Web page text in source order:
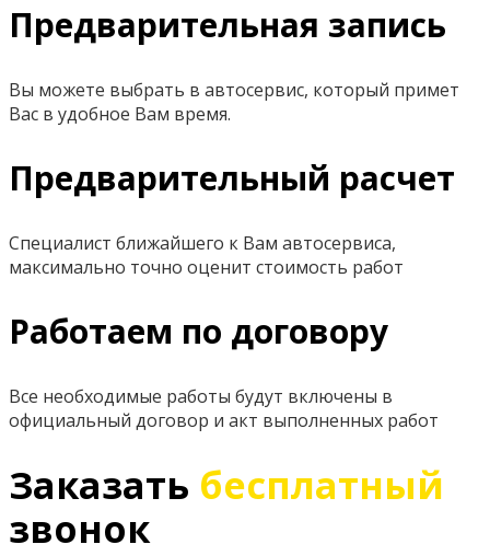
Предварительная запись
Вы можете выбрать в автосервис, который примет
Вас в удобное Вам время.
Предварительный расчет
Специалист ближайшего к Вам автосервиса,
максимально точно оценит стоимость работ
Работаем по договору
Все необходимые работы будут включены в
официальный договор и акт выполненных работ
Заказать бесплатный
звонок